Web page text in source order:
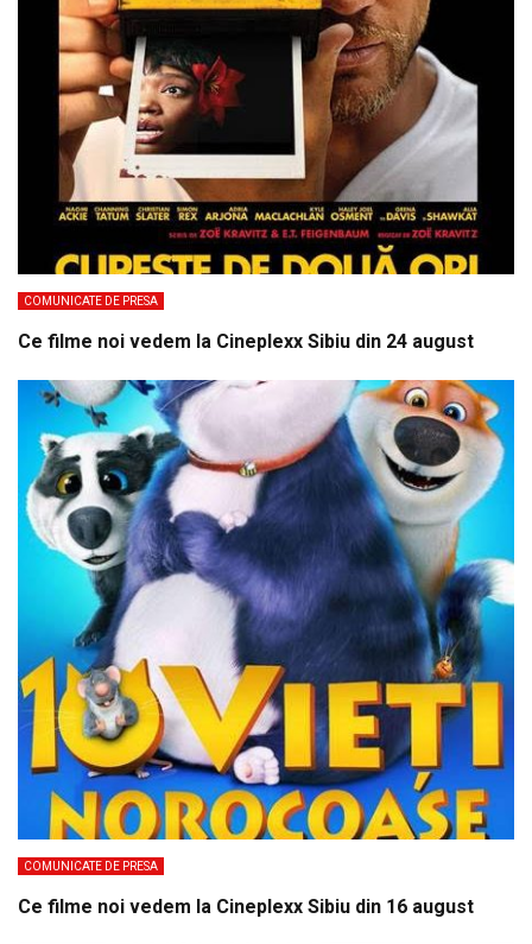
COMUNICATE DE PRESA
Ce filme noi vedem la Cineplexx Sibiu din 24 august
COMUNICATE DE PRESA
Ce filme noi vedem la Cineplexx Sibiu din 16 august